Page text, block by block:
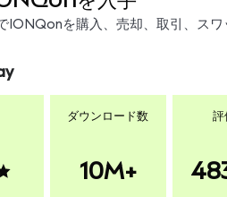
IONQonを購入、売却、取引、スワ
ダウンロード数
10M+
評